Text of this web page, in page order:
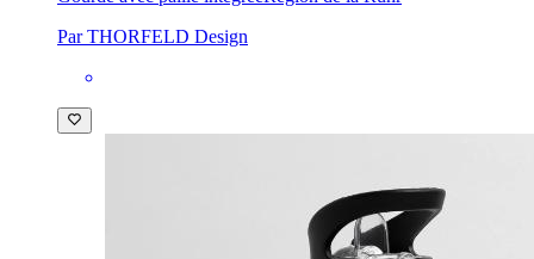
Par THORFELD Design